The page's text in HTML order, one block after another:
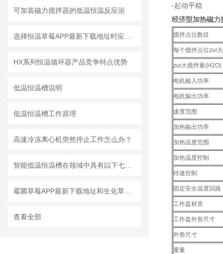
可加装磁力搅拌器的低温恒温反应浴
HX系列恒温循环器产品竞争特点优势
低温恒温槽说明
低温恒温槽工作原理
高速冷冻离心机突然停止工作怎么办？
查看全部
-起动平稳
经济型加热磁力
搅拌点位数目
每个搅拌点位zui
zui大搅拌量(H2O)
电机输入功率
电机输出功率
速度范围
加热输出功率
加热温度范围
加热温度控制
转速控制
固定安全温度回路
工作盘材质
工作盘外形尺寸
外形尺寸
重量